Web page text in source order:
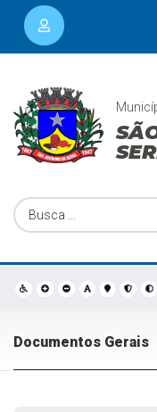
Documentos Gerais